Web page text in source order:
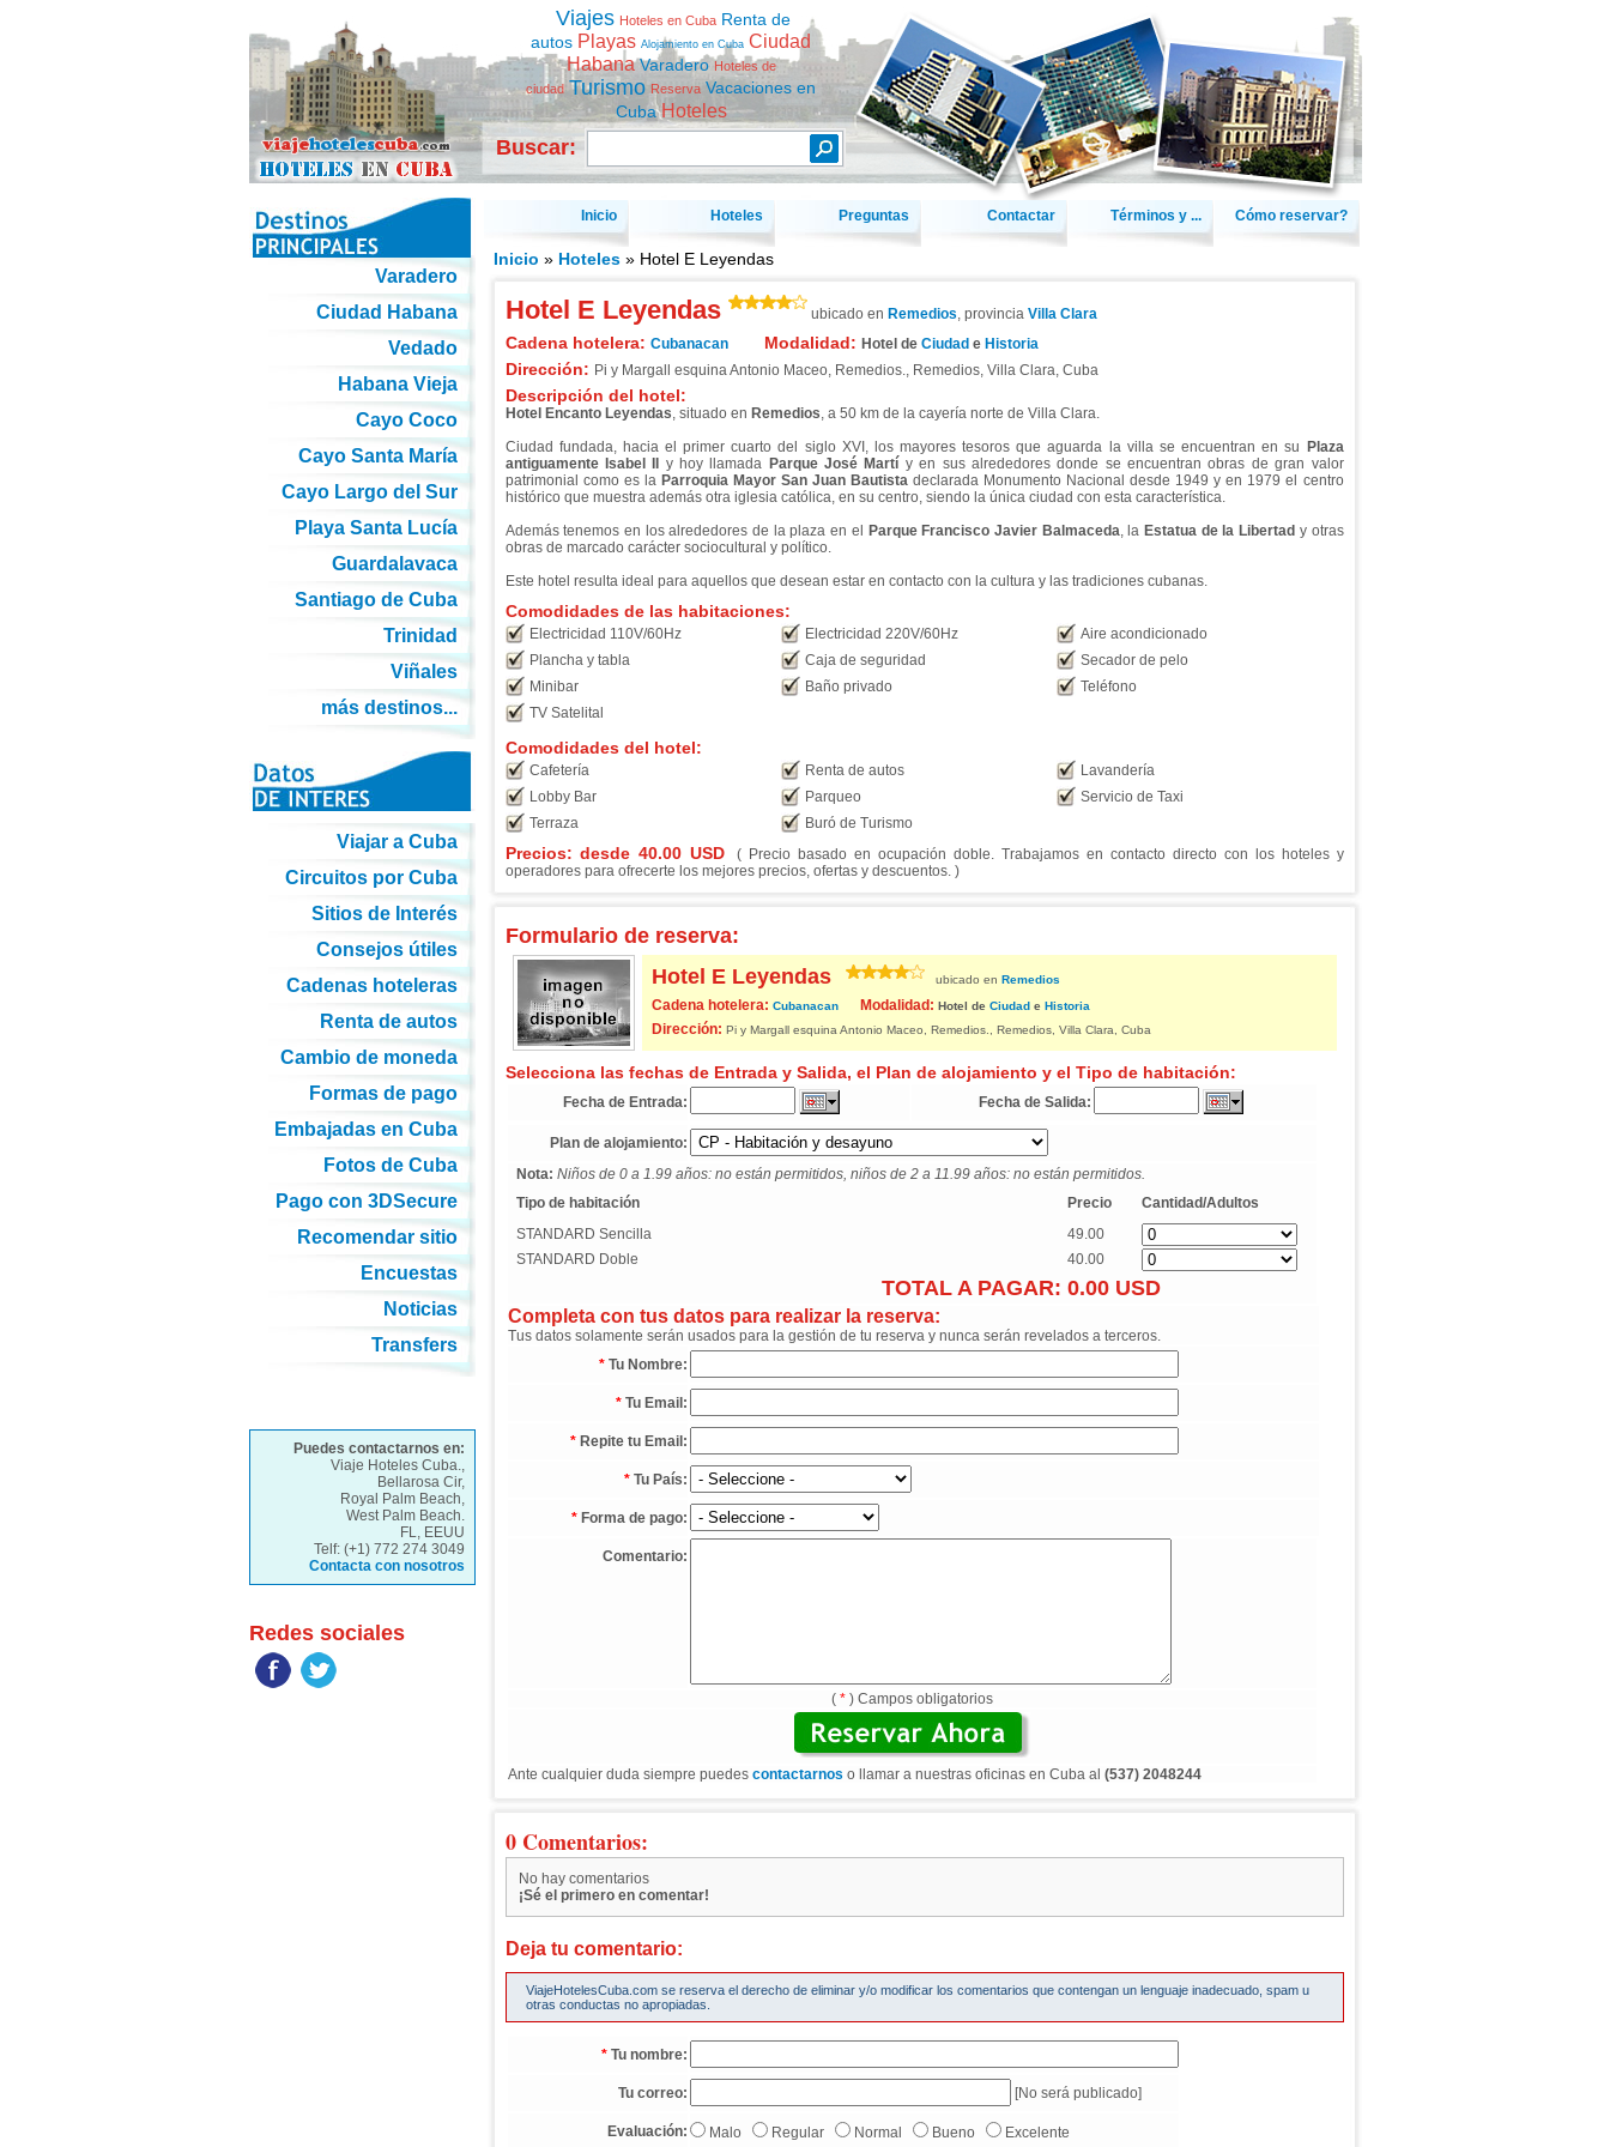
Viajes Hoteles en Cuba Renta de
autos Playas Alojamiento en Cuba Ciudad
Habana Varadero Hoteles de
ciudad Turismo Reserva Vacaciones en
Cuba Hoteles
Buscar:
Inicio Hoteles Preguntas Contactar Términos y ... Cómo reservar?
Inicio » Hoteles» Hotel E Leyendas
Hotel E Leyendas ubicado en Remedios, provincia Villa Clara
Cadena hotelera: Cubanacan Modalidad: Hotel de Ciudad e Historia
Dirección: Pi y Margall esquina Antonio Maceo, Remedios., Remedios, Villa Clara, Cuba
Descripción del hotel:
Hotel Encanto Leyendas, situado en Remedios, a 50 km de la cayería norte de Villa Clara.
Ciudad fundada, hacia el primer cuarto del siglo XVI, los mayores tesoros que aguarda la villa se encuentran en su
Plaza
antiguamente Isabel II
y hoy llamada Parque José Martí y en sus alrededores donde se encuentran obras de gran valor
patrimonial como es la Parroquia Mayor San Juan Bautistadeclarada Monumento Nacional desde 1949 y en 1979 el centro
histórico que muestra además otra iglesia católica, en su centro, siendo la única ciudad con esta característica.
Además tenemos en los alrededores de la plaza en el
Parque Francisco Javier Balmaceda, la Estatua de la Libertad y otras
obras de marcado carácter sociocultural y político.
Este hotel resulta ideal para aquellos que desean estar en contacto con la cultura y las tradiciones cubanas.
Comodidades de las habitaciones:
Electricidad 110V/60Hz Electricidad 220V/60Hz
Aire acondicionado
Plancha y tabla
Caja de seguridad
Secador de pelo
Minibar
Baño privado
Teléfono
TV Satelital
Comodidades del hotel:
Cafetería Renta de autos
Lavandería
Lobby Bar
Parqueo
Servicio de Taxi
Terraza
Buró de Turismo
Precios: desde40.00 USD
( Precio basado en ocupación doble. Trabajamos en contacto directo con los hoteles y
operadores para ofrecerte los mejores precios, ofertas y descuentos. )
Formulario de reserva:
Hotel E Leyendas
ubicado en Remedios
Cadena hotelera: Cubanacan Modalidad: Hotel de Ciudade Historia
Dirección: Pi y Margall esquina Antonio Maceo, Remedios., Remedios, Villa Clara, Cuba
Selecciona las fechas de Entrada y Salida, el Plan de alojamiento y el Tipo de habitación:
Fecha de Entrada: Fecha de Salida:
Plan de alojamiento:
Nota: Niños de 0 a 1.99 años: no están permitidos, niños de 2 a 11.99 años: no están permitidos.
Tipo de habitación
Precio
Cantidad/Adultos
STANDARD Sencilla
49.00
STANDARD Doble
40.00
TOTAL A PAGAR: 0.00USD
Completa con tus datos para realizar la reserva:
Tus datos solamente serán usados para la gestión de tu reserva y nunca serán revelados a terceros.
* Tu Nombre:
* Tu Email:
* Repite tu Email:
* Tu País:
* Forma de pago:
Comentario:
( * ) Campos obligatorios
Ante cualquier duda siempre puedes contactarnos o llamar a nuestras oficinas en Cuba al (537) 2048244
0 Comentarios:
No hay comentarios
¡Sé el primero en comentar!
Deja tu comentario:
ViajeHotelesCuba.com se reserva el derecho de eliminar y/o modificar los comentarios que contengan un lenguaje inadecuado, spam u
otras conductas no apropiadas.
* Tu nombre:
Tu correo: [No será publicado]
Evaluación: Malo Regular Normal Bueno Excelente
Varadero
Ciudad Habana
Vedado
Habana Vieja
Cayo Coco
Cayo Santa María
Cayo Largo del Sur
Playa Santa Lucía
Guardalavaca
Santiago de Cuba
Trinidad
Viñales
más destinos...
Viajar a Cuba
Circuitos por Cuba
Sitios de Interés
Consejos útiles
Cadenas hoteleras
Renta de autos
Cambio de moneda
Formas de pago
Embajadas en Cuba
Fotos de Cuba
Pago con 3DSecure
Recomendar sitio
Encuestas
Noticias
Transfers
Puedes contactarnos en:
Viaje Hoteles Cuba.,
Bellarosa Cir,
Royal Palm Beach,
West Palm Beach.
FL, EEUU
Telf: (+1) 772 274 3049
Contacta con nosotros
Redes sociales